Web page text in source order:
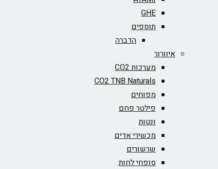
GHE
תוספים
הדברה
איוורור
מערכות CO2
CO2 TNB Naturals
מפוחים
פילטר פחם
ונטות
מכשירי אדים
שרשורים
סופחי לחות